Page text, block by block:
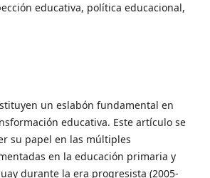
educativa, política educacional,
un eslabón fundamental en
educativa. Este artículo se
su papel en las múltiples
en la educación primaria y
durante la era progresista (2005-